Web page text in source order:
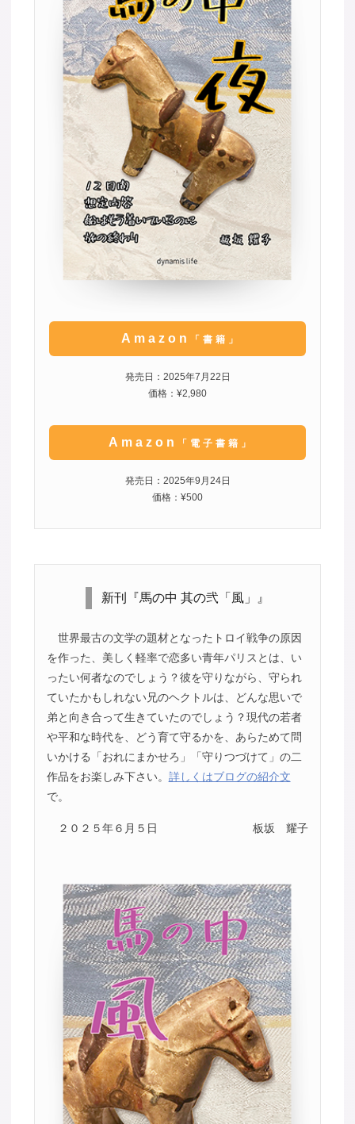
Amazon 「書籍」
発売日：2025年7月22日
価格：¥2,980
Amazon 「電子書籍」
発売日：2025年9月24日
価格：¥500
新刊『馬の中 其の弐「風」』
世界最古の文学の題材となったトロイ戦争の原因
を作った、美しく軽率で恋多い青年パリスとは、い
ったい何者なのでしょう？彼を守りながら、守られ
ていたかもしれない兄のヘクトルは、どんな思いで
弟と向き合って生きていたのでしょう？現代の若者
や平和な時代を、どう育て守るかを、あらためて問
いかける「おれにまかせろ」「守りつづけて」の二
作品をお楽しみ下さい。 詳しくはブログの紹介文
で。
２０２５年６月５日 板坂 耀子